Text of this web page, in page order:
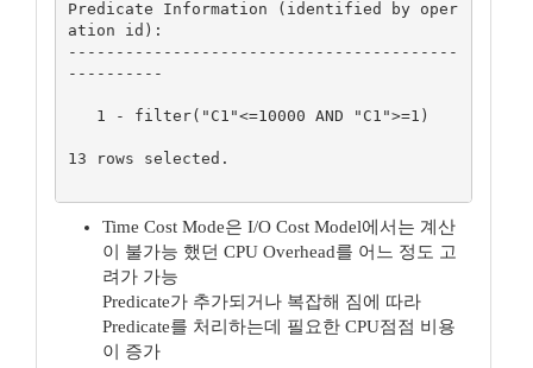
Predicate Information (identified by oper
ation id):
-----------------------------------------
----------
13 rows selected.
Time Cost Mode은 I/O Cost Model에서는 계산
이 불가능 했던 CPU Overhead를 어느 정도 고
려가 가능
Predicate가 추가되거나 복잡해 짐에 따라
Predicate를 처리하는데 필요한 CPU점점 비용
이 증가